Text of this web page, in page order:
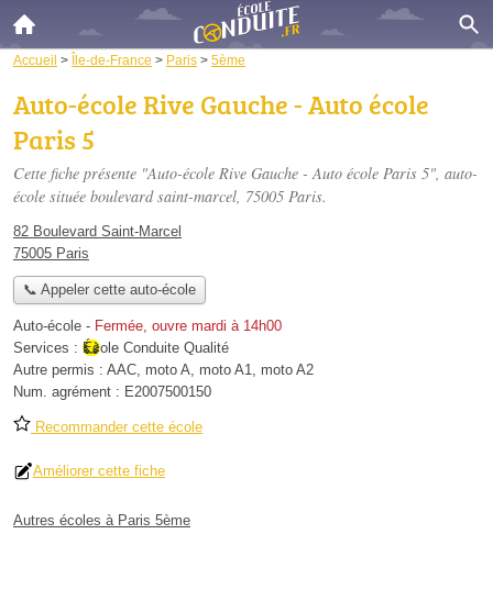
Accueil > Île-de-France > Paris > 5ème
Auto-école Rive Gauche - Auto école
Paris 5
Cette fiche présente "Auto-école Rive Gauche - Auto école Paris 5", auto-
école située boulevard saint-marcel, 75005 Paris.
82 Boulevard Saint-Marcel
75005 Paris
📞 Appeler cette auto-école
Auto-école - Fermée, ouvre mardi à 14h00
Services : École Conduite Qualité
Autre permis : AAC, moto A, moto A1, moto A2
Num. agrément : E2007500150
Recommander cette école
Améliorer cette fiche
Autres écoles à Paris 5ème